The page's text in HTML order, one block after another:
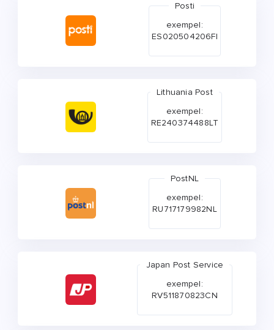
Posti
exempel:
ES020504206FI
Lithuania Post
exempel:
RE240374488LT
PostNL
exempel:
RU717179982NL
Japan Post Service
exempel:
RV511870823CN